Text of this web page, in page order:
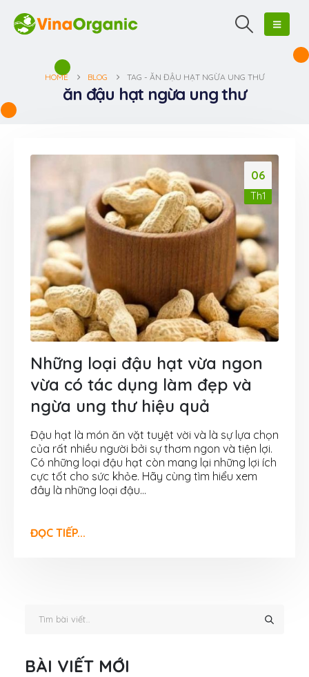
HOME BLOG TAG - ĂN ĐẬU HẠT NGỪA UNG THƯ
ăn đậu hạt ngừa ung thư
06
Th1
Những loại đậu hạt vừa ngon
vừa có tác dụng làm đẹp và
ngừa ung thư hiệu quả
Đậu hạt là món ăn vặt tuyệt vời và là sự lựa chọn
của rất nhiều người bởi sự thơm ngon và tiện lợi.
Có những loại đậu hạt còn mang lại những lợi ích
cực tốt cho sức khỏe. Hãy cùng tìm hiểu xem
đây là những loại đậu...
ĐỌC TIẾP...
BÀI VIẾT MỚI